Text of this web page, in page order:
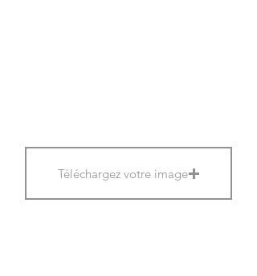
Téléchargez votre image